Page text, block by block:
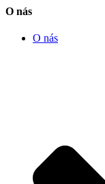
O nás
O nás